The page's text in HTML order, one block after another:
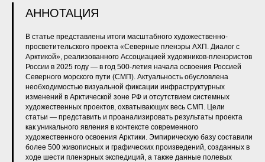
АННОТАЦИЯ
В статье представлены итоги масштабного художественно-
просветительского проекта «Северные пленэры АХП. Диалог с
Арктикой», реализованного Ассоциацией художников-пленэристов
России в 2025 году — в год 500‑летия начала освоения Россией
Северного морского пути (СМП). Актуальность обусловлена
необходимостью визуальной фиксации инфраструктурных
изменений в Арктической зоне РФ и отсутствием системных
художественных проектов, охватывающих весь СМП. Цели
статьи — представить и проанализировать результаты проекта
как уникального явления в контексте современного
художественного освоения Арктики. Эмпирическую базу составили
более 500 живописных и графических произведений, созданных в
ходе шести пленэрных экспедиций, а также данные полевых